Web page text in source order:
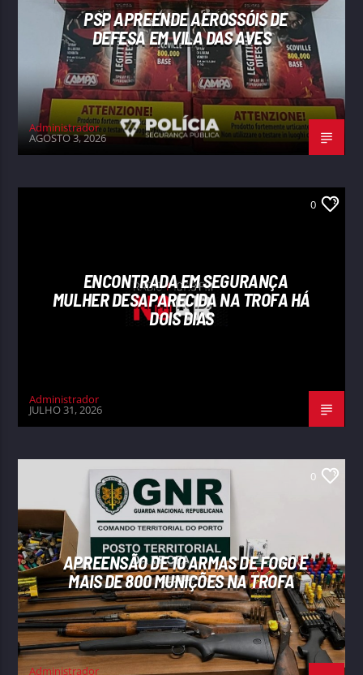
PSP APREENDE AEROSSÓIS DE
DEFESA EM VILA DAS AVES
Administrador
AGOSTO 3, 2026
0
ENCONTRADA EM SEGURANÇA
MULHER DESAPARECIDA NA TROFA HÁ
DOIS DIAS
Administrador
JULHO 31, 2026
0
APREENSÃO DE 10 ARMAS DE FOGO E
MAIS DE 800 MUNIÇÕES NA TROFA
Administrador